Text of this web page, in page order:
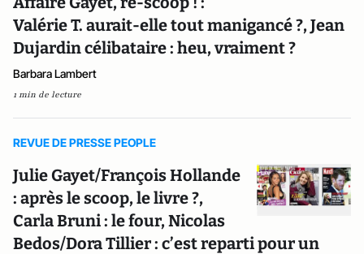
Valérie T. aurait-elle tout manigancé ?, Jean
Dujardin célibataire : heu, vraiment ?
Barbara Lambert
1 min de lecture
REVUE DE PRESSE PEOPLE
Julie Gayet/François Hollande
: après le scoop, le livre ?,
Carla Bruni : le four, Nicolas
Bedos/Dora Tillier : c’est reparti pour un